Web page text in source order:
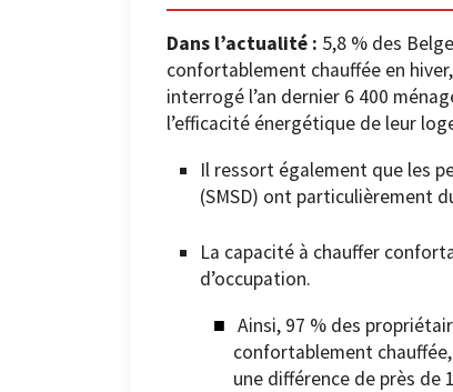
Dans l’actualité : 5,8 % des
confortablement chauffée en
interrogé l’an dernier 6 400
l’efficacité énergétique de leur
Il ressort également que les
(SMSD) ont particulièrement
La capacité à chauffer
d’occupation.
Ainsi, 97 % des
confortablement
une différence de près de